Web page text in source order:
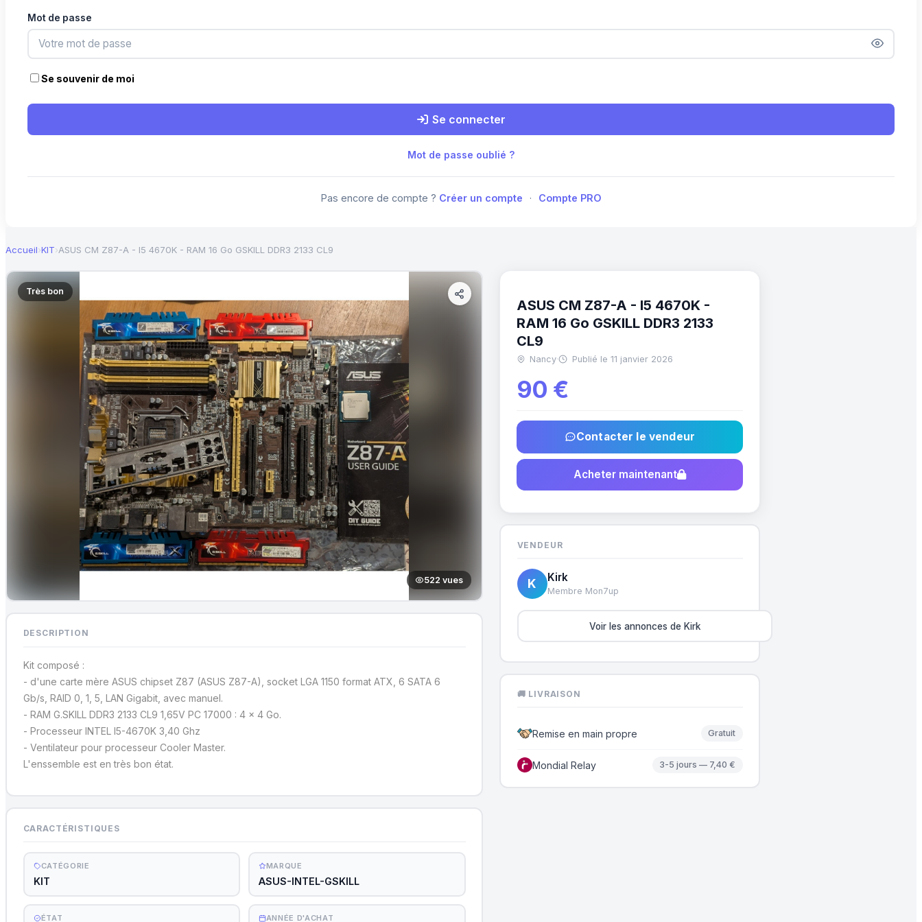
Mot de passe
Se souvenir de moi
Se connecter
Mot de passe oublié ?
Pas encore de compte ? Créer un compte · Compte PRO
Accueil›KIT›ASUS CM Z87-A - I5 4670K - RAM 16 Go GSKILL DDR3 2133 CL9
Très bon
522 vues
DESCRIPTION
Kit composé :
- d'une carte mère ASUS chipset Z87 (ASUS Z87-A), socket LGA 1150 format ATX, 6 SATA 6
Gb/s, RAID 0, 1, 5, LAN Gigabit, avec manuel.
- RAM G.SKILL DDR3 2133 CL9 1,65V PC 17000 : 4 x 4 Go.
- Processeur INTEL I5-4670K 3,40 Ghz
- Ventilateur pour processeur Cooler Master.
L'enssemble est en très bon état.
CARACTÉRISTIQUES
CATÉGORIE
KIT
MARQUE
ASUS-INTEL-GSKILL
ÉTAT ANNÉE D'ACHAT
ASUS CM Z87-A - I5 4670K -
RAM 16 Go GSKILL DDR3 2133
CL9
Nancy· Publié le 11 janvier 2026
90 €
Contacter le vendeur
Acheter maintenant
VENDEUR
K Kirk
Membre Mon7up
Voir les annonces de Kirk
🚚 LIVRAISON
Remise en main propre Gratuit
Mondial Relay 3-5 jours — 7,40 €